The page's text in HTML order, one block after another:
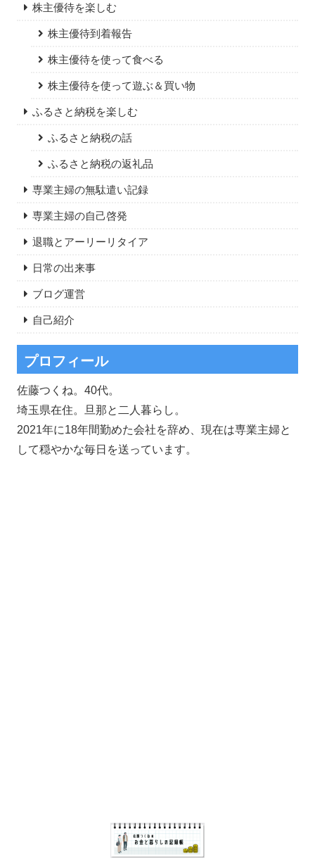
株主優待を楽しむ
株主優待到着報告
株主優待を使って食べる
株主優待を使って遊ぶ＆買い物
ふるさと納税を楽しむ
ふるさと納税の話
ふるさと納税の返礼品
専業主婦の無駄遣い記録
専業主婦の自己啓発
退職とアーリーリタイア
日常の出来事
ブログ運営
自己紹介
プロフィール
佐藤つくね。40代。
埼玉県在住。旦那と二人暮らし。
2021年に18年間勤めた会社を辞め、現在は専業主婦と
して穏やかな毎日を送っています。